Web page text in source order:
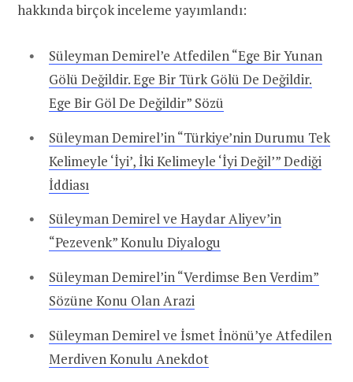
hakkında birçok inceleme yayımlandı:
Süleyman Demirel’e Atfedilen “Ege Bir Yunan
Gölü Değildir. Ege Bir Türk Gölü De Değildir.
Ege Bir Göl De Değildir” Sözü
Süleyman Demirel’in “Türkiye’nin Durumu Tek
Kelimeyle ‘İyi’, İki Kelimeyle ‘İyi Değil’” Dediği
İddiası
Süleyman Demirel ve Haydar Aliyev’in
“Pezevenk” Konulu Diyalogu
Süleyman Demirel’in “Verdimse Ben Verdim”
Sözüne Konu Olan Arazi
Süleyman Demirel ve İsmet İnönü’ye Atfedilen
Merdiven Konulu Anekdot